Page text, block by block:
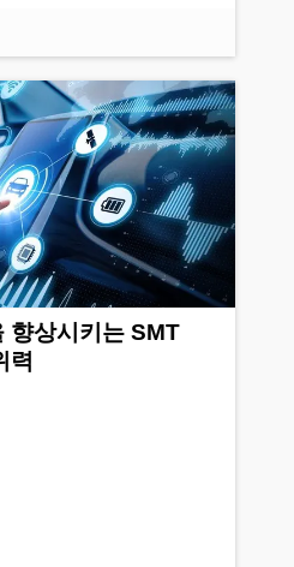
향상시키는 SMT
력